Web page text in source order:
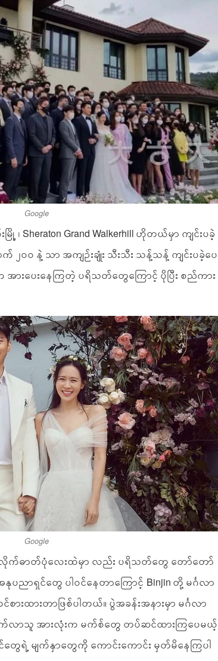
Google
Sheraton Grand Walkerhill ဟိုတယ်မှာ ကျင်းပခဲ့
၀၀ နဲ့ သာ အကျဉ်းချုံး သီးသီး သန့်သန့် ကျင်းပခဲ့ပေ
းပေးနေကြတဲ့ ပရိသတ်တွေကြောင့် ပိုပြီး စည်ကား
Google
လိုက်ဓာတ်ပုံလေးထဲမှာ လည်း ပရိသတ်တွေ တော်တော်
အနုပညာရှင်တွေ ပါဝင်နေတာကြောင့် Binjin တို့ မင်္ဂလာ
စားထားတာဖြစ်ပါတယ်။ ပွဲအခန်းအနားမှာ မင်္ဂလာ
လာသူ အားလုံးက မက်စ်တွေ တပ်ဆင်ထားကြပေမယ့်
မျက်နှာတွေကို ကောင်းကောင်း မှတ်မိနေကြပါ